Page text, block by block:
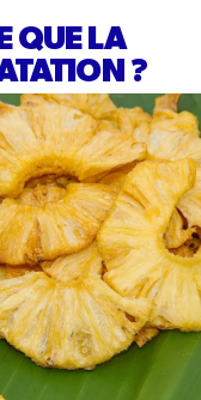
QUE LA
?